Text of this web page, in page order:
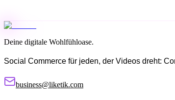
Deine digitale Wohlfühloase.
Social Commerce für jeden, der Videos dreht:
business@liketik.com